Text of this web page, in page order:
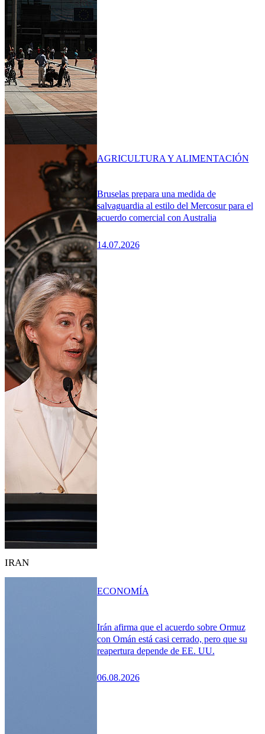
Bruselas prepara una medida de
salvaguardia al estilo del Mercosur para el
acuerdo comercial con Australia
14.07.2026
AGRICULTURA Y ALIMENTACIÓN
IRAN
Irán afirma que el acuerdo sobre Ormuz
con Omán está casi cerrado, pero que su
reapertura depende de EE. UU.
06.08.2026
ECONOMÍA